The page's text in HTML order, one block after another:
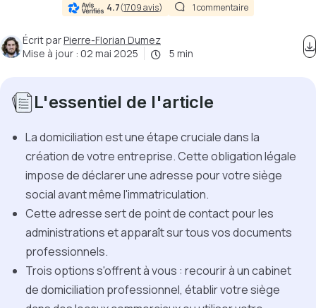
4.7(1709 avis) 1 commentaire
Écrit parPierre-Florian Dumez
Mise à jour : 02 mai 2025 5 min
L'essentiel de l'article
La domiciliation est une étape cruciale dans la
création de votre entreprise. Cette obligation légale
impose de déclarer une adresse pour votre siège
social avant même l'immatriculation.
Cette adresse sert de point de contact pour les
administrations et apparaît sur tous vos documents
professionnels.
Trois options s'offrent à vous : recourir à un cabinet
de domiciliation professionnel, établir votre siège